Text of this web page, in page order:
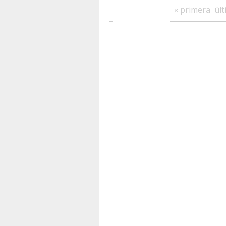
« primera